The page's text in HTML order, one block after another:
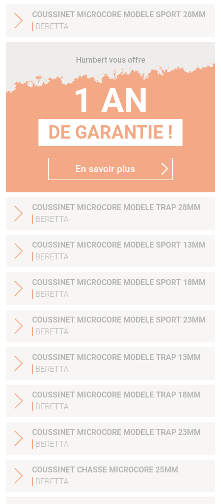
COUSSINET MICROCORE MODELE SPORT 28MM
BERETTA
Humbert vous offre
1 AN
DE GARANTIE !
En savoir plus
COUSSINET MICROCORE MODELE TRAP 28MM
BERETTA
COUSSINET MICROCORE MODELE SPORT 13MM
BERETTA
COUSSINET MICROCORE MODELE SPORT 18MM
BERETTA
COUSSINET MICROCORE MODELE SPORT 23MM
BERETTA
COUSSINET MICROCORE MODELE TRAP 13MM
BERETTA
COUSSINET MICROCORE MODELE TRAP 18MM
BERETTA
COUSSINET MICROCORE MODELE TRAP 23MM
BERETTA
COUSSINET CHASSE MICROCORE 25MM
BERETTA